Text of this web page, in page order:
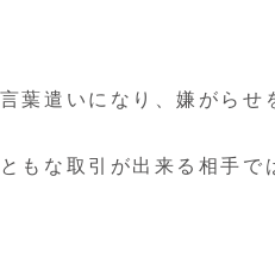
葉遣いになり、嫌がらせ
もな取引が出来る相手で